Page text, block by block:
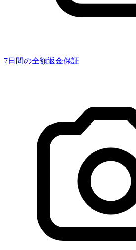
7日間の全額返金保証